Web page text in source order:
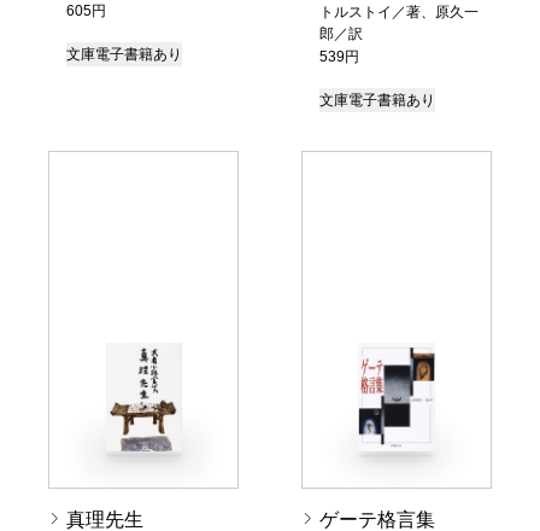
605円
文庫電子書籍あり
トルストイ／著、原久一
郎／訳
539円
文庫電子書籍あり
真理先生 ゲーテ格言集